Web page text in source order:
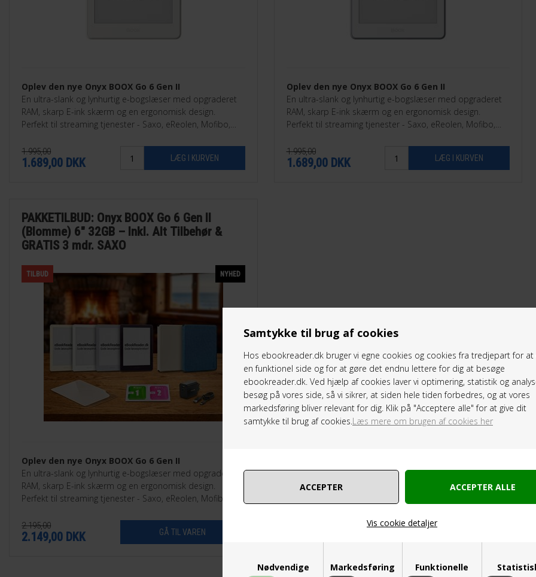
Samtykke til brug af cookies
Hos ebookreader.dk bruger vi egne cookies og cookies fra tredjepart for at
en funktionel side og for at gøre det endnu lettere for dig at besøge
ebookreader.dk. Ved hjælp af cookies laver vi optimering, statistik og
besøg på vores side, så vi sikrer, at siden hele tiden forbedres, og at vores
markedsføring bliver relevant for dig. Klik på "Acceptere alle" for at give dit
samtykke til brug af cookies.Læs mere om brugen af cookies her
Vis cookie detaljer
Nødvendige Markedsføring Funktionelle
Oplev den nye Onyx BOOX Go 6 Gen II
En ultra-slank og lynhurtig e-bogslæser med opgraderet
RAM, skarp E-ink skærm og en ergonomisk design.
Perfekt til streaming tjenester - Saxo, eReolen, Mofibo,
1.995,00
1.689,00 DKK
Oplev den nye Onyx BOOX Go 6 Gen II
En ultra-slank og lynhurtig e-bogslæser med opgraderet
RAM, skarp E-ink skærm og en ergonomisk design.
Perfekt til streaming tjenester - Saxo, eReolen, Mofibo,
1.995,00
1.689,00 DKK
PAKKETILBUD: Onyx BOOX Go 6 Gen II
(Blomme) 6" 32GB – Inkl. Alt Tilbehør &
GRATIS 3 mdr. SAXO
TILBUD NYHED
Oplev den nye Onyx BOOX Go 6 Gen II
En ultra-slank og lynhurtig e-bogslæser med opgraderet
RAM, skarp E-ink skærm og en ergonomisk design.
Perfekt til streaming tjenester - Saxo, eReolen, Mofibo,
2.195,00
2.149,00 DKK